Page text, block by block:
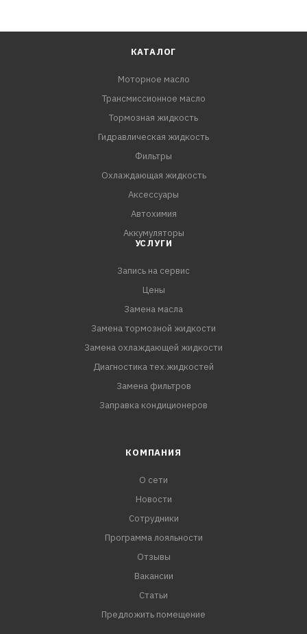
КАТАЛОГ
Моторное масло
Трансмиссионное масло
Тормозная жидкость
Гидравлическая жидкость
Фильтры
Охлаждающая жидкость
Аксессуары
Автохимия
Аккумуляторы
УСЛУГИ
Запись на сервис
Цены
Замена масла
Замена тормозной жидкости
Замена охлаждающей жидкости
Диагностика тех.жидкостей
Замена фильтров
Заправка кондиционеров
КОМПАНИЯ
О сети
Новости
Сотрудники
Программа лояльности
Отзывы
Вакансии
Статьи
Предложить помещение